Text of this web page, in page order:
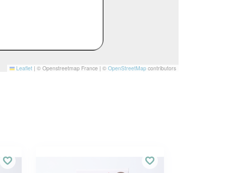
Leaflet | © Openstreetmap France | © OpenStreetMap contributors